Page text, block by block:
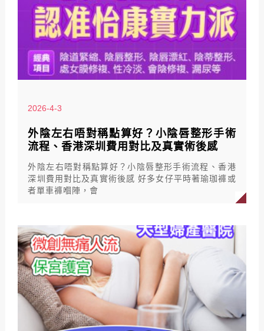
2026-4-3
外陰左右唔對稱點算好？小陰唇整形手術
流程、香港深圳費用對比及真實術後感
外陰左右唔對稱點算好？小陰唇整形手術流程、香港
深圳費用對比及真實術後感 好多女仔平時著瑜珈褲或
者單車褲嗰陣，會